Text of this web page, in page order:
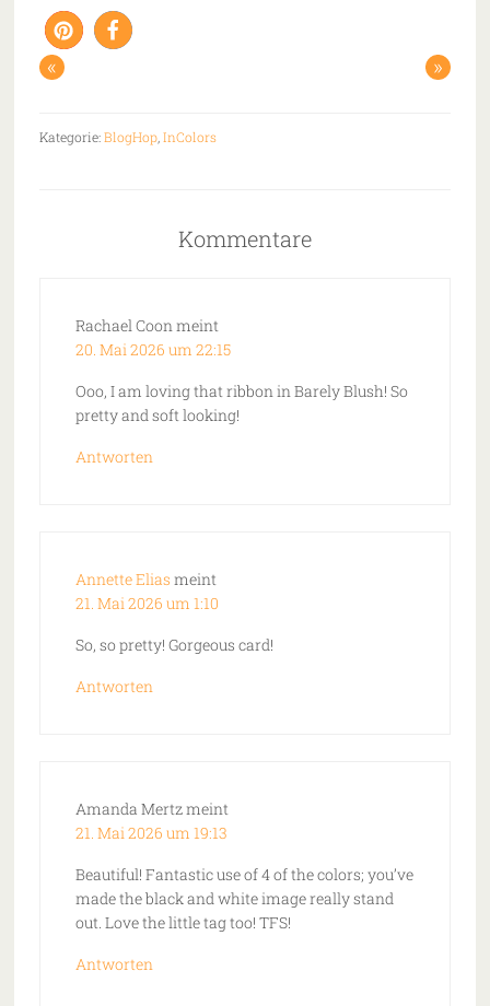
« »
Kategorie:BlogHop, InColors
Kommentare
Rachael Coonmeint
20. Mai 2026 um 22:15
Ooo, I am loving that ribbon in Barely Blush! So
pretty and soft looking!
Antworten
Annette Elias meint
21. Mai 2026 um 1:10
So, so pretty! Gorgeous card!
Antworten
Amanda Mertzmeint
21. Mai 2026 um 19:13
Beautiful! Fantastic use of 4 of the colors; you’ve
made the black and white image really stand
out. Love the little tag too! TFS!
Antworten